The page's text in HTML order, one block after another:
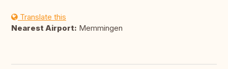
Translate this
Nearest Airport: Memmingen